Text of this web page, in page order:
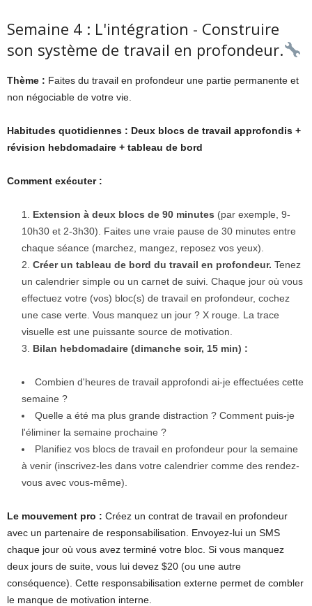
Semaine 4 : L'intégration - Construire
son système de travail en profondeur.
Thème : Faites du travail en profondeur une partie permanente et
non négociable de votre vie.
Habitudes quotidiennes : Deux blocs de travail approfondis +
révision hebdomadaire + tableau de bord
Comment exécuter :
Extension à deux blocs de 90 minutes (par exemple, 9-
10h30 et 2-3h30). Faites une vraie pause de 30 minutes entre
chaque séance (marchez, mangez, reposez vos yeux).
Créer un tableau de bord du travail en profondeur. Tenez
un calendrier simple ou un carnet de suivi. Chaque jour où vous
effectuez votre (vos) bloc(s) de travail en profondeur, cochez
une case verte. Vous manquez un jour ? X rouge. La trace
visuelle est une puissante source de motivation.
Bilan hebdomadaire (dimanche soir, 15 min) :
Combien d'heures de travail approfondi ai-je effectuées cette
semaine ?
Quelle a été ma plus grande distraction ? Comment puis-je
l'éliminer la semaine prochaine ?
Planifiez vos blocs de travail en profondeur pour la semaine
à venir (inscrivez-les dans votre calendrier comme des rendez-
vous avec vous-même).
Le mouvement pro : Créez un contrat de travail en profondeur
avec un partenaire de responsabilisation. Envoyez-lui un SMS
chaque jour où vous avez terminé votre bloc. Si vous manquez
deux jours de suite, vous lui devez $20 (ou une autre
conséquence). Cette responsabilisation externe permet de combler
le manque de motivation interne.